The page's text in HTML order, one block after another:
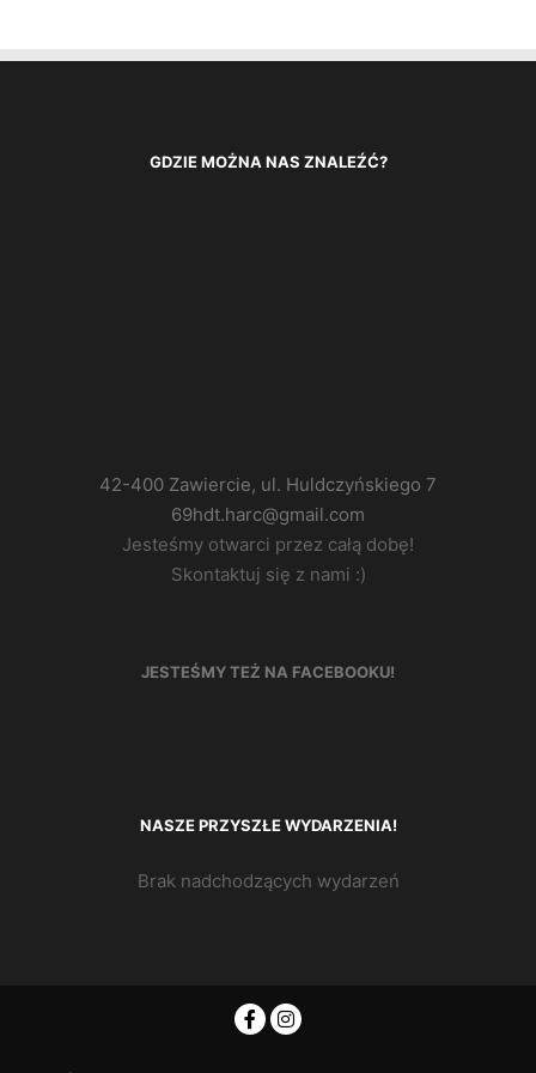
GDZIE MOŻNA NAS ZNALEŹĆ?
42-400 Zawiercie, ul. Huldczyńskiego 7
69hdt.harc@gmail.com
Jesteśmy otwarci przez całą dobę!
Skontaktuj się z nami :)
JESTEŚMY TEŻ NA FACEBOOKU!
NASZE PRZYSZŁE WYDARZENIA!
Brak nadchodzących wydarzeń